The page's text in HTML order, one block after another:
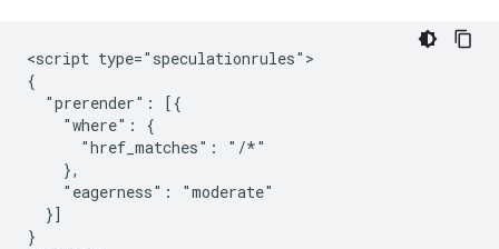
<script type="speculationrules">
{
  "prerender": [{
    "where": {
      "href_matches": "/*"
    },
    "eagerness": "moderate"
  }]
}